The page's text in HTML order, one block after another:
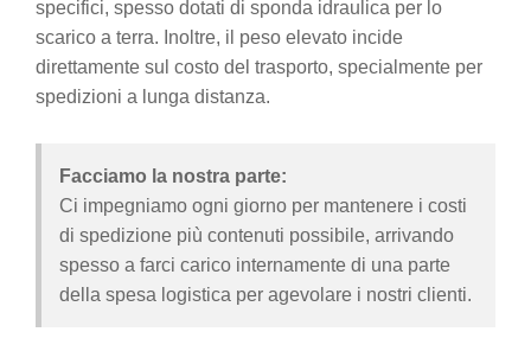
specifici, spesso dotati di sponda idraulica per lo
scarico a terra. Inoltre, il peso elevato incide
direttamente sul costo del trasporto, specialmente per
spedizioni a lunga distanza.
Facciamo la nostra parte:
Ci impegniamo ogni giorno per mantenere i costi
di spedizione più contenuti possibile, arrivando
spesso a farci carico internamente di una parte
della spesa logistica per agevolare i nostri clienti.